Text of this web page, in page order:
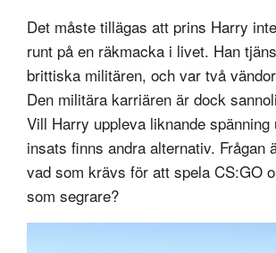
Det måste tillägas att prins Harry
runt på en räkmacka i livet. Han
brittiska militären, och var två
Den militära karriären är dock
Vill Harry uppleva liknande spänning
insats finns andra alternativ. Frågan
vad som krävs för att spela CS:GO
som segrare?